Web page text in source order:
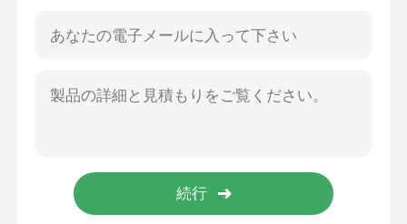
ステンレス鋼の継ぎ目が無い管
ステンレス鋼の丸棒
ステンレス鋼のフラット バー